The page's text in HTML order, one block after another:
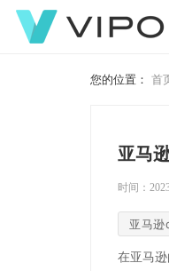
您的位置： 首
亚马
时间：
亚马逊
在亚马